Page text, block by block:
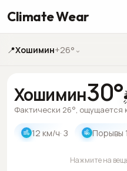
Climate Wear
📍Хошимин+26° ⌄
Хошимин30°
Фактически 26°, ощущается
12 км/ч· З Порывы
Нажмите на